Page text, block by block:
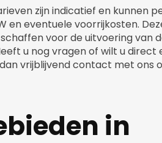
zijn indicatief en kunnen
en eventuele voorrijkosten.
voor de uitvoering
u nog vragen of wilt u
vrijblijvend contact met ons
in